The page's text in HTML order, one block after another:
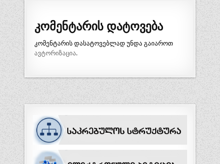
კომენტარის დატოვება
კომენტარის დასატოვებლად უნდა გაიაროთ
ავტორიზაცია.